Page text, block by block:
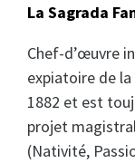
La Sagrada
Chef-d’œuvre
expiatoire de
1882 et est
projet
(Nativité,